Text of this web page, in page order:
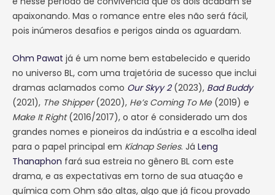
apaixonando. Mas o romance entre eles não será fácil,
pois inúmeros desafios e perigos ainda os aguardam.
Ohm Pawat já é um nome bem estabelecido e querido
no universo BL, com uma trajetória de sucesso que inclui
dramas aclamados como Our Skyy 2(2023), Bad Buddy
(2021), The Shipper(2020), He’s Coming To Me(2019) e
Make It Right(2016/2017), o ator é considerado um dos
grandes nomes e pioneiros da indústria e a escolha ideal
para o papel principal em Kidnap Series. Já Leng
Thanaphon fará sua estreia no gênero BL com este
drama, e as expectativas em torno de sua atuação e
química com Ohm são altas, algo que já ficou provado